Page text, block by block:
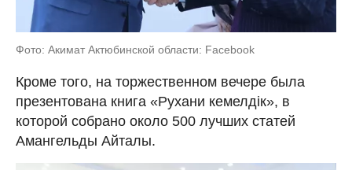
Фото: Акимат Актюбинской области: Facebook
Кроме того, на торжественном вечере была
презентована книга «Рухани кемелдік», в
которой собрано около 500 лучших статей
Амангельды Айталы.